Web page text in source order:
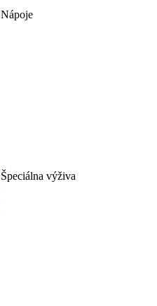
Nápoje
Špeciálna výživa